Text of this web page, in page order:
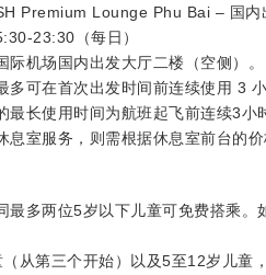
Premium Lounge Phu Bai – 国内
23:30（每日）
际机场国内出发大厅二楼（空侧）。
多可在首次出发时间前连续使用 3
最长使用时间为航班起飞前连续3
息室服务，则需根据休息室前台的
最多两位5岁以下儿童可免费搭乘
从第三个开始）以及5至12岁儿童